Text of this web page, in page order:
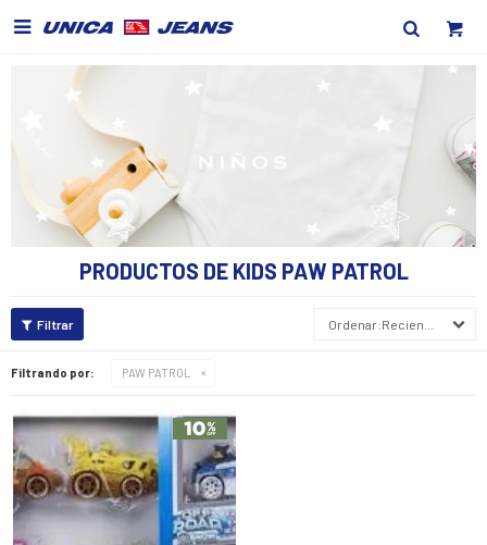

PRODUCTOS DE KIDS PAW PATROL
Recientes
Filtrando por: PAW PATROL